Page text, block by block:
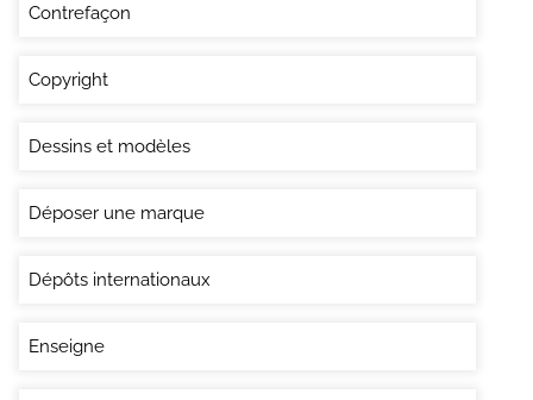
Contrefaçon
Copyright
Dessins et modèles
Déposer une marque
Dépôts internationaux
Enseigne